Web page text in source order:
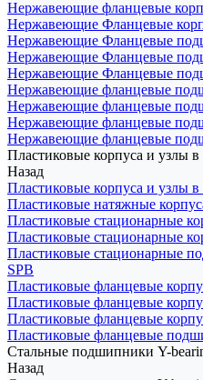
Нержавеющие фланцевые
Нержавеющие Фланцевые
Нержавеющие Фланцевые
Нержавеющие Фланцевые
Нержавеющие Фланцевые
Нержавеющие фланцевые
Нержавеющие фланцевые
Нержавеющие фланцевые
Нержавеющие фланцевые
Пластиковые корпуса и узлы в
Назад
Пластиковые корпуса и узлы в
Пластиковые натяжные
Пластиковые стационарные
Пластиковые стационарные
Пластиковые стационарные
SPB
Пластиковые фланцевые
Пластиковые фланцевые
Пластиковые фланцевые
Пластиковые фланцевые
Стальные подшипники Y-
Назад